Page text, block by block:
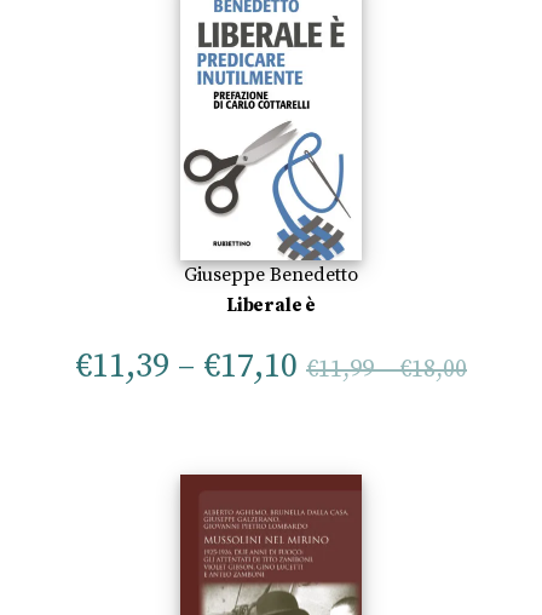
Giuseppe Benedetto
Liberale è
€11,39 – €17,10 €11,99–€18,00